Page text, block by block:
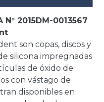
2015DM-0013567
son copas, discos y
silicona impregnadas
de óxido de
con vástago de
disponibles en